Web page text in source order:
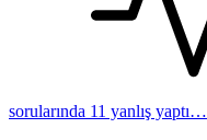
sorularında 11 yanlış yaptı…